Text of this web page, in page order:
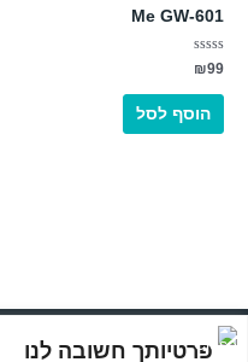
פרטיותך חשובה לנו
Me GW-601
דורג
0
מתוך
₪99
הוסף לסל
© כל הזכויות שמורות לMASOFT מחשבים וגיימינג